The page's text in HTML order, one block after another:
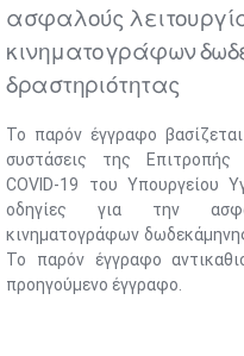
ασφαλούς
κινηματογράφων
δραστηριότητας
Το παρόν έγγραφο
συστάσεις της Επιτροπής
COVID-19 του Υπουργείου
οδηγίες για την
κινηματογράφων
Το παρόν έγγραφο
προηγούμενο έγγραφο.